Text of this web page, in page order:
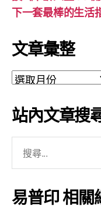
下一套最棒的生活
文章彙整
文
彙
整
站內文章搜
關
鍵
字:
易普印 相關